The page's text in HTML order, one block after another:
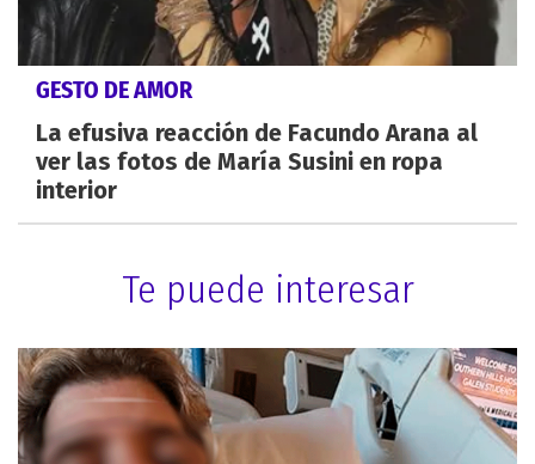
GESTO DE AMOR
La efusiva reacción de Facundo Arana al
ver las fotos de María Susini en ropa
interior
Te puede interesar